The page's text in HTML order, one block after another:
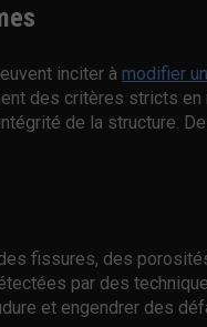
inciter à modifier
des critères stricts
de la structure.
fissures, des
par des
et engendrer des